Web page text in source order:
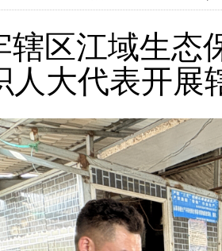
辖区江域生态
人大代表开展